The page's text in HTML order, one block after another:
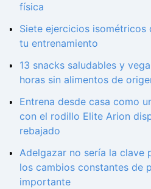
física
Siete ejercicios isométricos
tu entrenamiento
13 snacks saludables y
horas sin alimentos de
Entrena desde casa como
con el rodillo Elite Arion
rebajado
Adelgazar no sería la clave
los cambios constantes de
importante